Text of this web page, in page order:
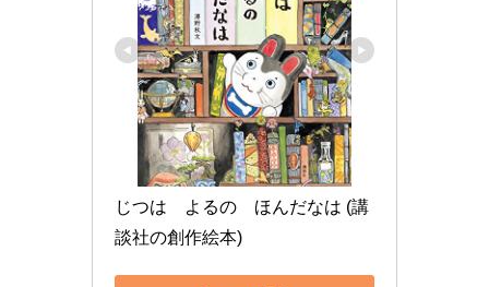
じつは　よるの　ほんだなは (講
談社の創作絵本)